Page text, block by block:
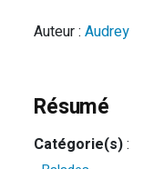
Auteur :Audrey
Résumé
Catégorie(s):